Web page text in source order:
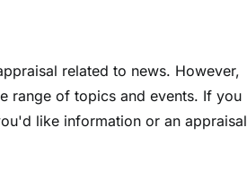
related to news. However,
range of topics and events. If you
like information or an appraisal